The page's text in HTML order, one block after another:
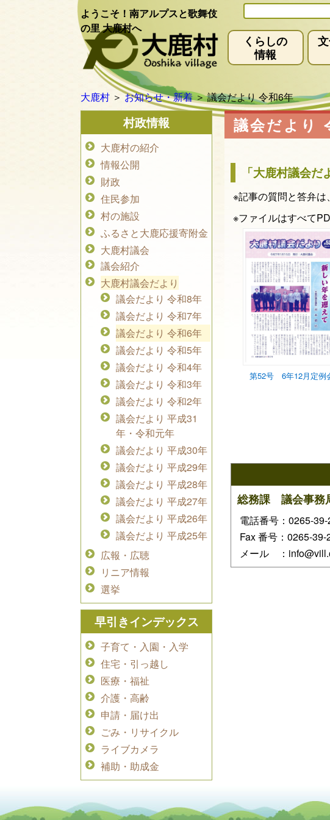
ようこそ！南アルプスと歌舞伎
の里 大鹿村へ
くらしの
情報
大鹿村 ＞お知らせ・新着＞議会だより 令和6年
議会だより
「大鹿村議会
※記事の質問と答弁は
※ファイルはすべて
第52号 6年12月定例
総務課 議会事務
電話番号：0265-39-
Fax 番号：0265-39-
メール ：
村政情報
大鹿村の紹介
情報公開
財政
住民参加
村の施設
ふるさと大鹿応援寄附金
大鹿村議会
議会紹介
大鹿村議会だより
議会だより 令和8年
議会だより 令和7年
議会だより 令和6年
議会だより 令和5年
議会だより 令和4年
議会だより 令和3年
議会だより 令和2年
議会だより 平成31
年・令和元年
議会だより 平成30年
議会だより 平成29年
議会だより 平成28年
議会だより 平成27年
議会だより 平成26年
議会だより 平成25年
広報・広聴
リニア情報
選挙
早引きインデックス
子育て・入園・入学
住宅・引っ越し
医療・福祉
介護・高齢
申請・届け出
ごみ・リサイクル
ライブカメラ
補助・助成金